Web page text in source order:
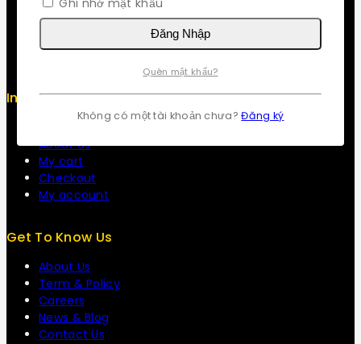
Security
Careers
Info
About us
My cart
Checkout
My account
Get To Know Us
About Us
Term & Policy
Careers
News & Blog
Contact Us
Đăng Nhập
Quên mật khẩu?
Không có một tài khoản chưa?Đăng ký